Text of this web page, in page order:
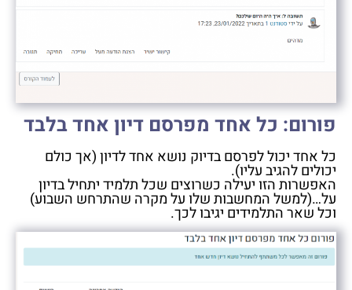
פורום: כל אחד מפרסם דיון אחד בלבד
כל אחד יכול לפרסם בדיוק נושא אחד לדיון (אך כולם
יכולים להגיב עליו).
האפשרות הזו יעילה כשרוצים שכל תלמיד יתחיל בדיון
על…(למשל המחשבות שלו על מקרה שהתרחש השבוע)
וכל שאר התלמידים יגיבו לכך.